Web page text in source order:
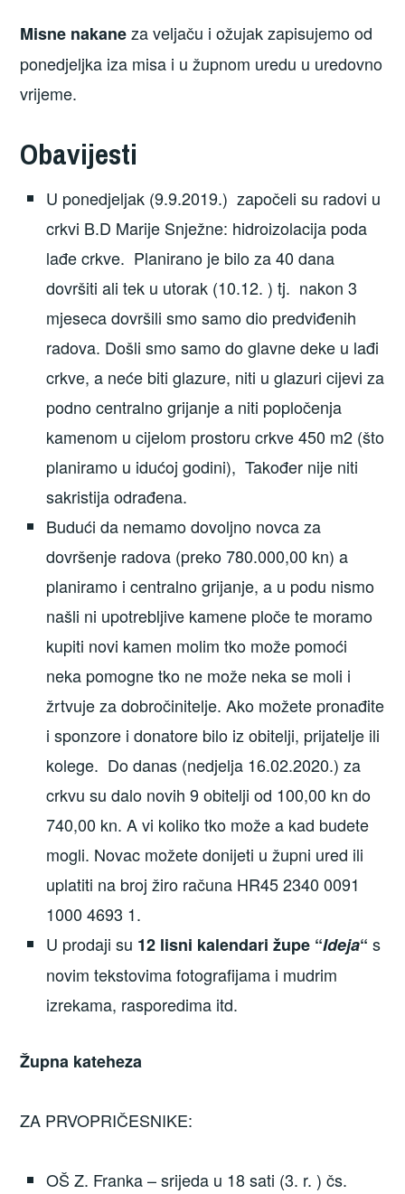
Misne nakaneza veljaču i ožujak zapisujemo od
ponedjeljka iza misa i u župnom uredu u uredovno
vrijeme.
Obavijesti
U ponedjeljak (9.9.2019.) započeli su radovi u
crkvi B.D Marije Snježne: hidroizolacija poda
lađe crkve. Planirano je bilo za 40 dana
dovršiti ali tek u utorak (10.12. ) tj. nakon 3
mjeseca dovršili smo samo dio predviđenih
radova. Došli smo samo do glavne deke u lađi
crkve, a neće biti glazure, niti u glazuri cijevi za
podno centralno grijanje a niti popločenja
kamenom u cijelom prostoru crkve 450 m2 (što
planiramo u idućoj godini), Također nije niti
sakristija odrađena.
Budući da nemamo dovoljno novca za
dovršenje radova (preko 780.000,00 kn) a
planiramo i centralno grijanje, a u podu nismo
našli ni upotrebljive kamene ploče te moramo
kupiti novi kamen molim tko može pomoći
neka pomogne tko ne može neka se moli i
žrtvuje za dobročinitelje. Ako možete pronađite
i sponzore i donatore bilo iz obitelji, prijatelje ili
kolege. Do danas (nedjelja 16.02.2020.) za
crkvu su dalo novih 9 obitelji od 100,00 kn do
740,00 kn. A vi koliko tko može a kad budete
mogli. Novac možete donijeti u župni ured ili
uplatiti na broj žiro računa HR45 2340 0091
1000 4693 1.
U prodaji su 12 lisni kalendari župe “Ideja“ s
novim tekstovima fotografijama i mudrim
izrekama, rasporedima itd.
Župna kateheza
ZA PRVOPRIČESNIKE:
OŠ Z. Franka – srijeda u 18 sati (3. r. ) čs.